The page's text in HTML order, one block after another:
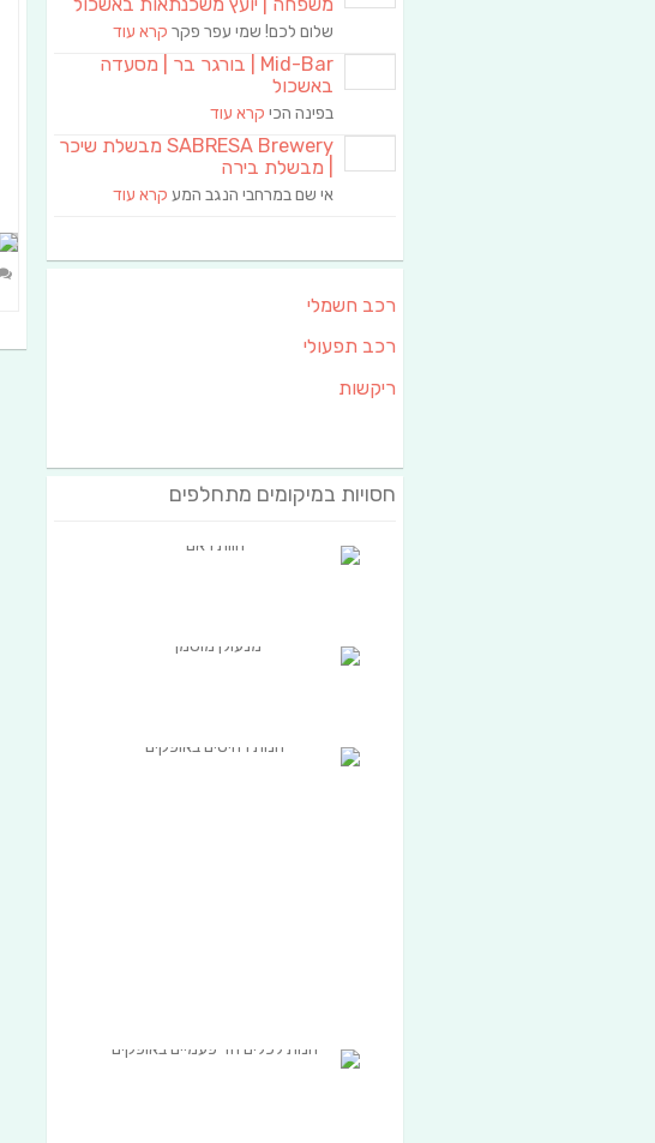
שלום לכם! שמי עפר פקר קרא עוד
Mid-Bar | בורגר בר | מסעדה
באשכול
בפינה הכי קרא עוד
SABRESA Brewery מבשלת שיכר
| מבשלת בירה
אי שם במרחבי הנגב המע קרא עוד
רכב חשמלי
רכב תפעולי
ריקשות
חסויות במיקומים מתחלפים